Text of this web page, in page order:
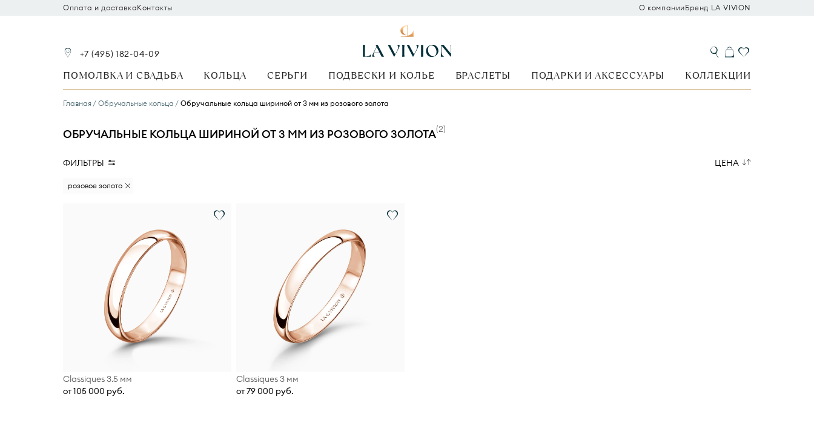
Оплата и доставкаКонтакты О компанииБренд LA VIVION
+7 (495) 182-04-09
ПОМОЛВКА И СВАДЬБА КОЛЬЦА СЕРЬГИ ПОДВЕСКИ И КОЛЬЕ БРАСЛЕТЫ ПОДАРКИ И АКСЕССУАРЫ КОЛЛЕКЦИИ
Главная Обручальные кольца Обручальные кольца шириной от 3 мм из розового золота
ОБРУЧАЛЬНЫЕ КОЛЬЦА ШИРИНОЙ ОТ 3 ММ ИЗ РОЗОВОГО ЗОЛОТА(2)
ФИЛЬТРЫ
розовое золото
ЦЕНА
Classiques 3.5 мм
от 105 000 руб.
Classiques 3 мм
от 79 000 руб.